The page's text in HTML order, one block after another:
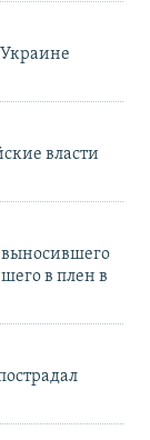
власти
в плен в